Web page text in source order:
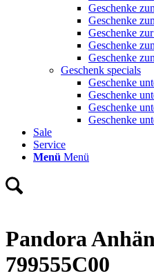
Geschenke
Geschenke
Geschenke
Geschenke
Geschenke
Geschenk specials
Geschenke
Geschenke
Geschenke
Geschenke
Sale
Service
Menü Menü
Pandora
799555C00